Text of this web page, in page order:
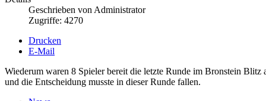
Geschrieben von Administrator
Zugriffe: 4270
Drucken
E-Mail
Wiederum waren 8 Spieler bereit die letzte Runde im Bronstein
und die Entscheidung musste in dieser Runde fallen.